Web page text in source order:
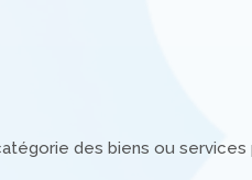
des biens ou